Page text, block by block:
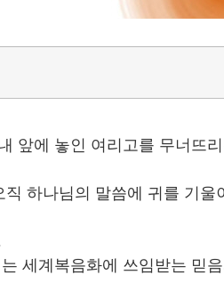
앞에 놓인 여리고를 무너뜨
하나님의 말씀에 귀를 기
세계복음화에 쓰임받는 믿